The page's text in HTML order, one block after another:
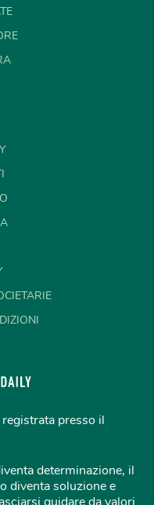
presso il
determinazione, il
diventa soluzione e